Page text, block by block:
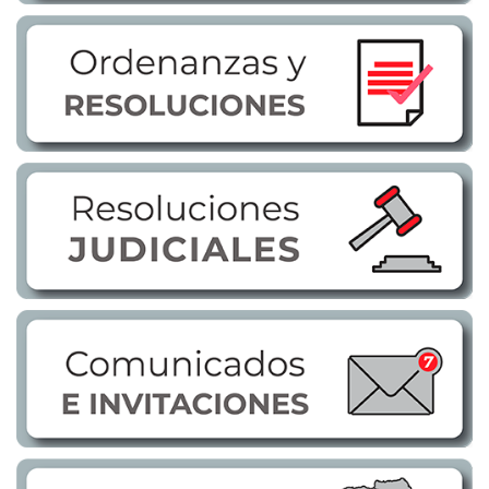
Transparencia
LOTAIP
GAD Macará
2025
2020
2021
2016
2015
2014